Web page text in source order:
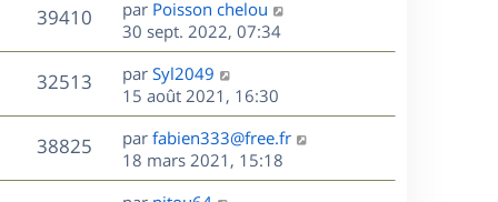
s
n
i
e
r
m
e
s
s
a
39410V
u
e
D
e
r
n
i
e
r
m
e
par Poisson chelou
30 sept. 2022, 07:34
32513V
u
D
e
r
n
i
e
par Syl2049
15 août 2021, 16:30
38825V
u
D
e
r
par fabien333@free.fr
18 mars 2021, 15:18